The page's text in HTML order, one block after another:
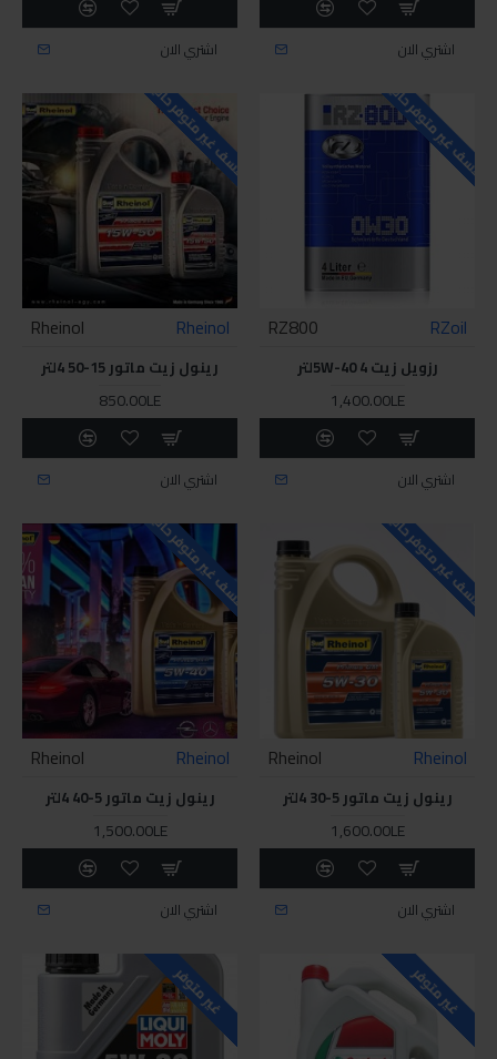
اشتري الان اشتري الان
للاسف غير متوفر حاليا
RZoil
RZ800
رزويل زيت 5W-40 4لتر
1,400.00LE
اشتري الان
للاسف غير متوفر حاليا
Rheinol
Rheinol
رينول زيت ماتور 15-50 4لتر
850.00LE
اشتري الان
للاسف غير متوفر حاليا
Rheinol
Rheinol
رينول زيت ماتور 5-30 4لتر
1,600.00LE
اشتري الان
للاسف غير متوفر حاليا
Rheinol
Rheinol
رينول زيت ماتور 5-40 4لتر
1,500.00LE
اشتري الان
غير متوفر غير متوفر